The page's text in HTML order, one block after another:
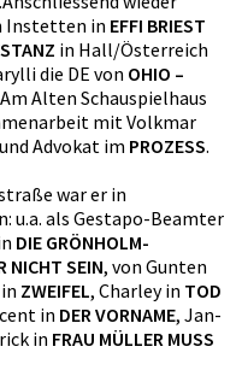
Instetten in EFFI BRIEST
in Hall/Österreich
die DE von OHIO –
Alten Schauspielhaus
mit Volkmar
Advokat im PROZESS.
war er in
u.a. als Gestapo-Beamter
DIE GRÖNHOLM-
NICHT SEIN, von Gunten
ZWEIFEL, Charley in TOD
in DER VORNAME, Jan-
in FRAU MÜLLER MUSS